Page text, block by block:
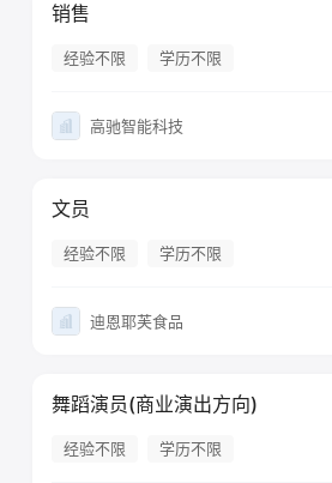
销售
经验不限 学历不限
高驰智能科技
文员
经验不限 学历不限
迪恩耶芙食品
舞蹈演员(商业演出方向)
经验不限 学历不限